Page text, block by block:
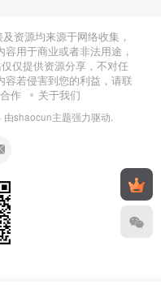
资源均来源于网络收集，
用于商业或者非法用途，
仅提供资源分享，不对任
若侵害到您的利益，请联
作 关于我们
· 由shaocun主题强力驱动.